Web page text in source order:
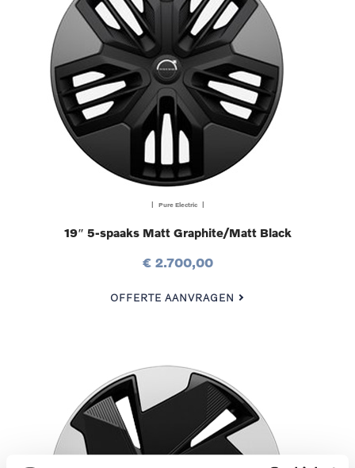
| Pure Electric |
19″ 5-spaaks Matt Graphite/Matt Black
€ 2.700,00
OFFERTE AANVRAGEN